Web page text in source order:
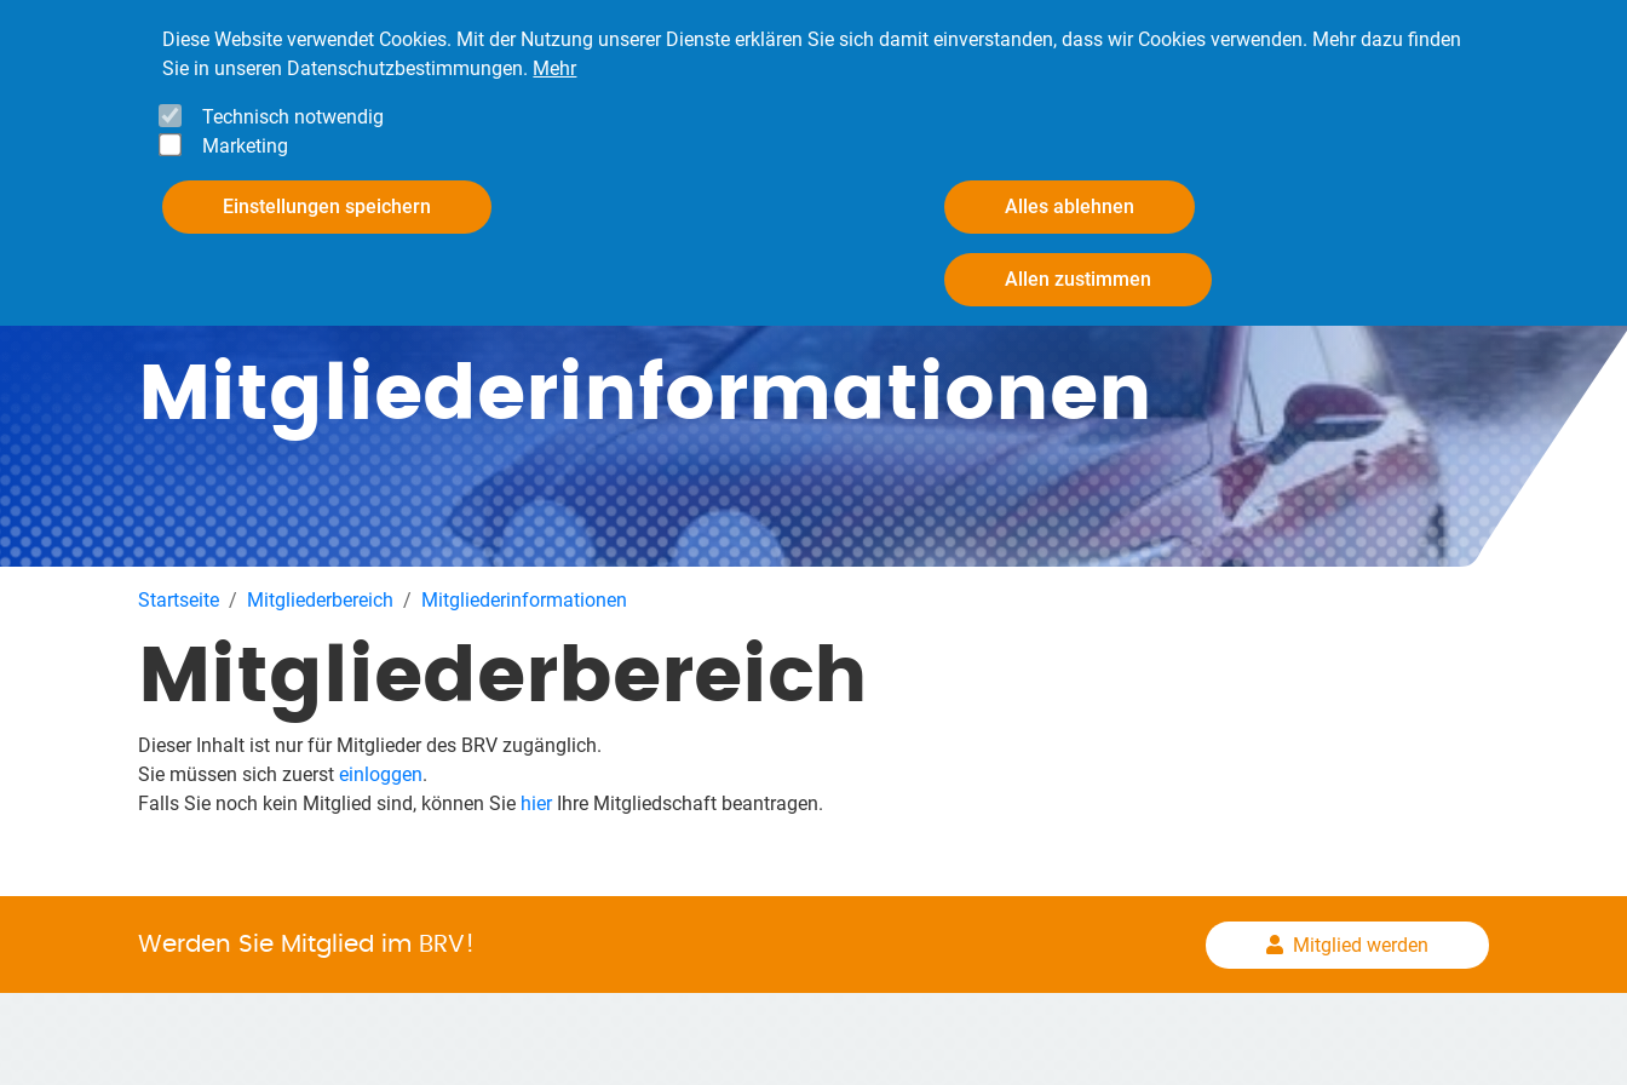
Diese Website verwendet Cookies. Mit der Nutzung unserer Dienste erklären Sie sich damit einverstanden, dass wir Cookies verwenden. Mehr dazu finden
Sie in unseren Datenschutzbestimmungen. Mehr
Technisch notwendig
Marketing
Einstellungen speichern Alles ablehnen
Allen zustimmen
Kontakt Login
Mitgliederinformationen
Startseite Mitgliederbereich Mitgliederinformationen
Mitgliederbereich
Dieser Inhalt ist nur für Mitglieder des BRV zugänglich.
Sie müssen sich zuerst einloggen.
Falls Sie noch kein Mitglied sind, können Sie hierIhre Mitgliedschaft beantragen.
Werden Sie Mitglied im BRV! Mitglied werden